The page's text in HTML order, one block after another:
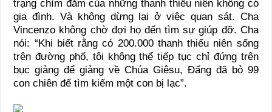
trạng chìm đắm của những thanh thiếu niên không có
gia đình. Và không dừng lại ở việc quan sát. Cha
Vincenzo không chờ đợi họ đến tìm sự giúp đỡ. Cha
nói: “Khi biết rằng có 200.000 thanh thiếu niên sống
trên đường phố, tôi không thể tiếp tục chỉ đứng trên
bục giảng để giảng về Chúa Giêsu, Đấng đã bỏ 99
con chiên để tìm kiếm một con bị lạc”.